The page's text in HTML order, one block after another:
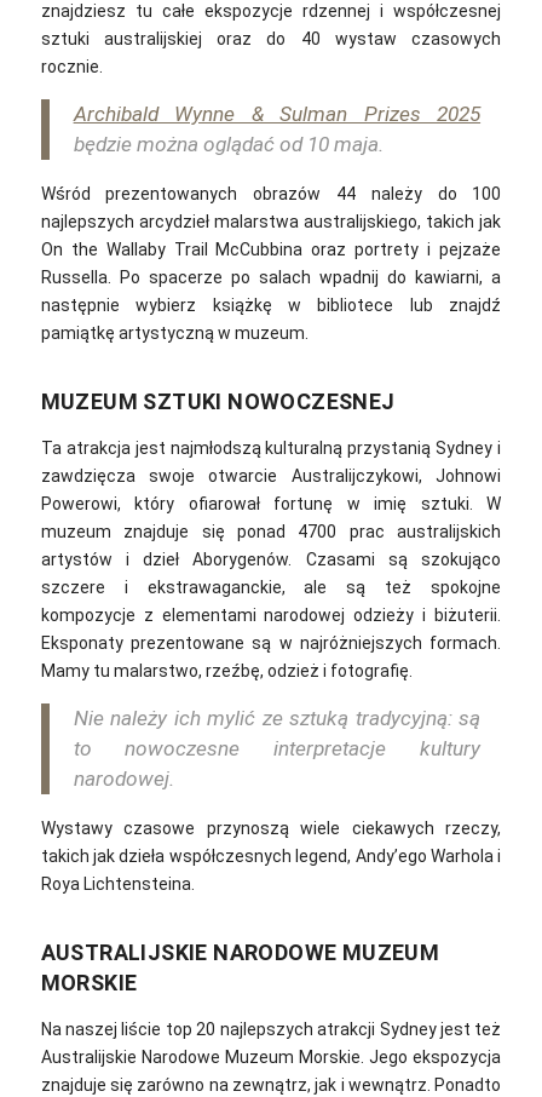
znajdziesz tu całe ekspozycje rdzennej i współczesnej
sztuki australijskiej oraz do 40 wystaw czasowych
rocznie.
Archibald Wynne & Sulman Prizes 2025
będzie można oglądać od 10 maja.
Wśród prezentowanych obrazów 44 należy do 100
najlepszych arcydzieł malarstwa australijskiego, takich jak
On the Wallaby Trail McCubbina oraz portrety i pejzaże
Russella.
Po spacerze po salach wpadnij do kawiarni, a
następnie wybierz książkę w bibliotece lub znajdź
pamiątkę artystyczną w muzeum.
MUZEUM SZTUKI NOWOCZESNEJ
Ta atrakcja jest najmłodszą kulturalną przystanią Sydney i
zawdzięcza swoje otwarcie Australijczykowi, Johnowi
Powerowi, który ofiarował fortunę w imię sztuki. W
muzeum znajduje się ponad 4700 prac australijskich
artystów i dzieł Aborygenów. Czasami są szokująco
szczere i ekstrawaganckie, ale są też spokojne
kompozycje z elementami narodowej odzieży i biżuterii.
Eksponaty prezentowane są w najróżniejszych formach.
Mamy tu malarstwo, rzeźbę, odzież i fotografię.
Nie należy ich mylić ze sztuką tradycyjną: są
to nowoczesne interpretacje kultury
narodowej.
Wystawy czasowe przynoszą wiele ciekawych rzeczy,
takich jak dzieła współczesnych legend, Andy’ego Warhola i
Roya Lichtensteina.
AUSTRALIJSKIE NARODOWE MUZEUM
MORSKIE
Na naszej liście top 20 najlepszych atrakcji Sydney jest też
Australijskie Narodowe Muzeum Morskie. Jego ekspozycja
znajduje się zarówno na zewnątrz, jak i wewnątrz. Ponadto